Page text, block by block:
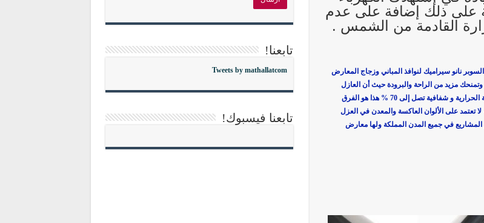
على ذلك إضافة على عدم
القادمة من الشمس .
نانو سيراميك لنوافذ المباني وزجاج المعارض
مزيد من الراحة والبرودة حيث أن العازل
الحراري يعمل على عزل للأشعة الحرارية بنسبة تصل الى 98 % من الإشعة الحرارية و شفافية تصل إلى 70 % هذا هو الفرق
تعتمد على الألوان العاكسة والمعدن في العزل
في جميع المدن المملكة ولها معارض
تابعنا!
Tweets by mathallatcom
تابعنا فيسبوك!